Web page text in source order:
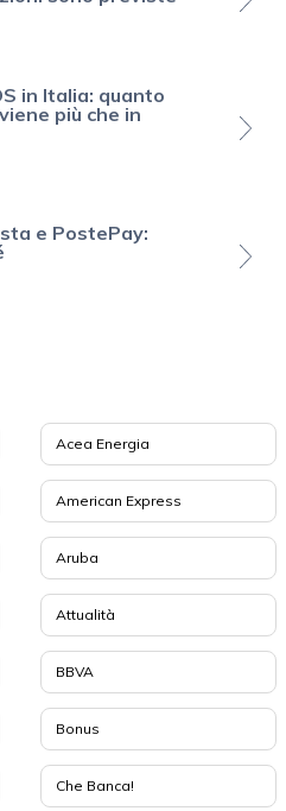
in Italia: quanto
più che in
e PostePay:
Acea Energia
American Express
Aruba
Attualità
BBVA
Bonus
Che Banca!